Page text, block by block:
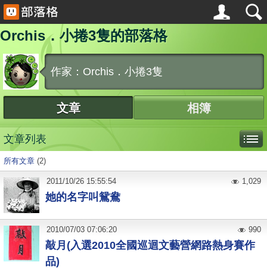
Orchis．小捲3隻的部落格
作家：Orchis．小捲3隻
文章 相簿
文章列表
所有文章 (2)
她的名字叫鴛鴦
2011/10/26 15:55:54 1,029
敲月(入選2010全國巡迴文藝營網路熱身賽作
品)
2010/07/03 07:06:20 990